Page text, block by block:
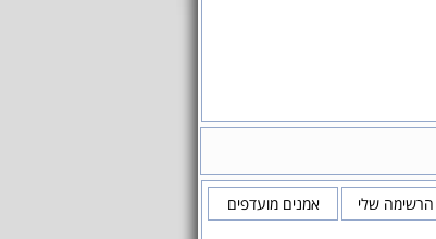
הרשימה שלי אמנים מועדפים